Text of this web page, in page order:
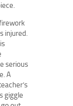
injured.
serious
A
giggle